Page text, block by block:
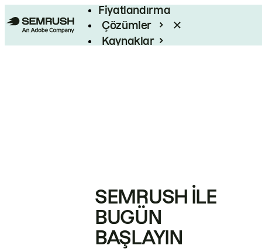
Fiyatlandırma
Çözümler
Kaynaklar
SEMRUSH ILE
BUGÜN
BAŞLAYIN